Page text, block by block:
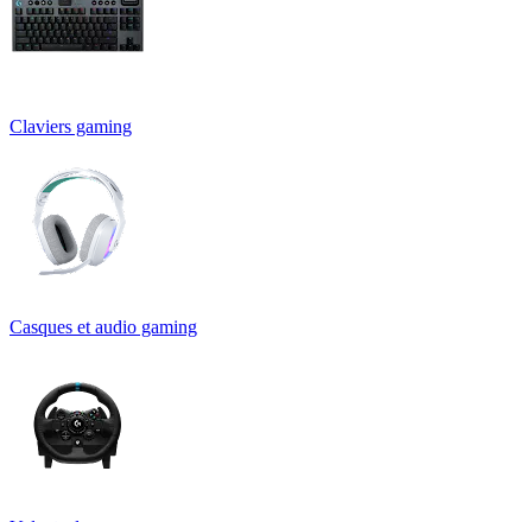
Claviers gaming
Casques et audio gaming